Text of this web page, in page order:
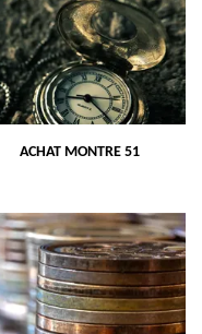
ACHAT MONTRE 51